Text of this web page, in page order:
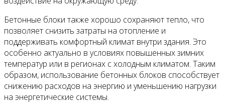
Бетонные блоки также хорошо сохраняют тепло, что
позволяет снизить затраты на отопление и
поддерживать комфортный климат внутри здания. Это
особенно актуально в условиях повышенных зимних
температур или в регионах с холодным климатом. Таким
образом, использование бетонных блоков способствует
снижению расходов на энергию и уменьшению нагрузки
на энергетические системы.